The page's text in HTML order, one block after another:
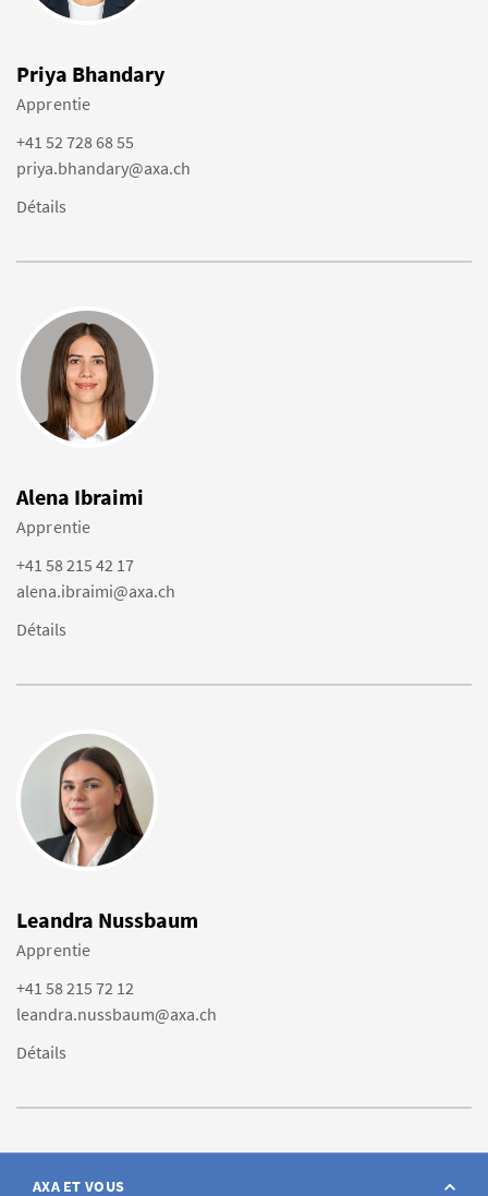
Priya Bhandary
Apprentie
+41 52 728 68 55
priya.bhandary@axa.ch
Détails
Alena Ibraimi
Apprentie
+41 58 215 42 17
alena.ibraimi@axa.ch
Détails
Leandra Nussbaum
Apprentie
+41 58 215 72 12
leandra.nussbaum@axa.ch
Détails
AXA ET VOUS